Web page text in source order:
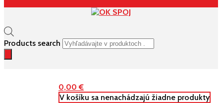
Products search
0,00€
V košíku sa nenachádzajú žiadne produkty